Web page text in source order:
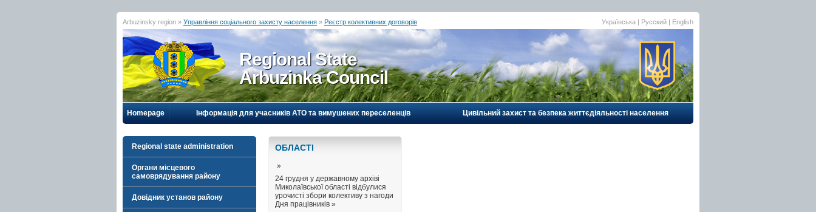
Arbuzinsky region » Управління соціального захисту населення » Реєстр колективних договорів Українська | Русский | English
Regional State
Arbuzinka Council
Homepage Інформація для учасників АТО та вимушених переселенців Цивільний захист та безпека життєдіяльності населення
Regional state administration
Органи місцевого
самоврядування району
Довідник установ району
ОБЛАСТI
»
24 грудня у державному архіві
Миколаївської області відбулися
урочисті збори колективу з нагоди
Дня працівників »